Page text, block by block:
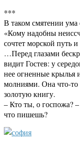
***
В таком смятении ума
«Кому надобны
сочтет морской путь
…Перед глазами
видит Гостев: у
нее огненные крылья
молниями. Она что-то
золотую книгу.
– Кто ты, о госпожа?
что пишешь?